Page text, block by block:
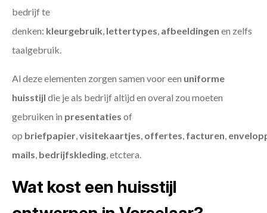
bedrijf te
denken: kleurgebruik, lettertypes, afbeeldingen en zelfs
taalgebruik.
Al deze elementen zorgen samen voor een uniforme
huisstijl die je als bedrijf altijd en overal zou moeten
gebruiken in presentaties of
op briefpapier,visitekaartjes, offertes, facturen,
mails, bedrijfskleding, etctera.
Wat kost een huisstijl